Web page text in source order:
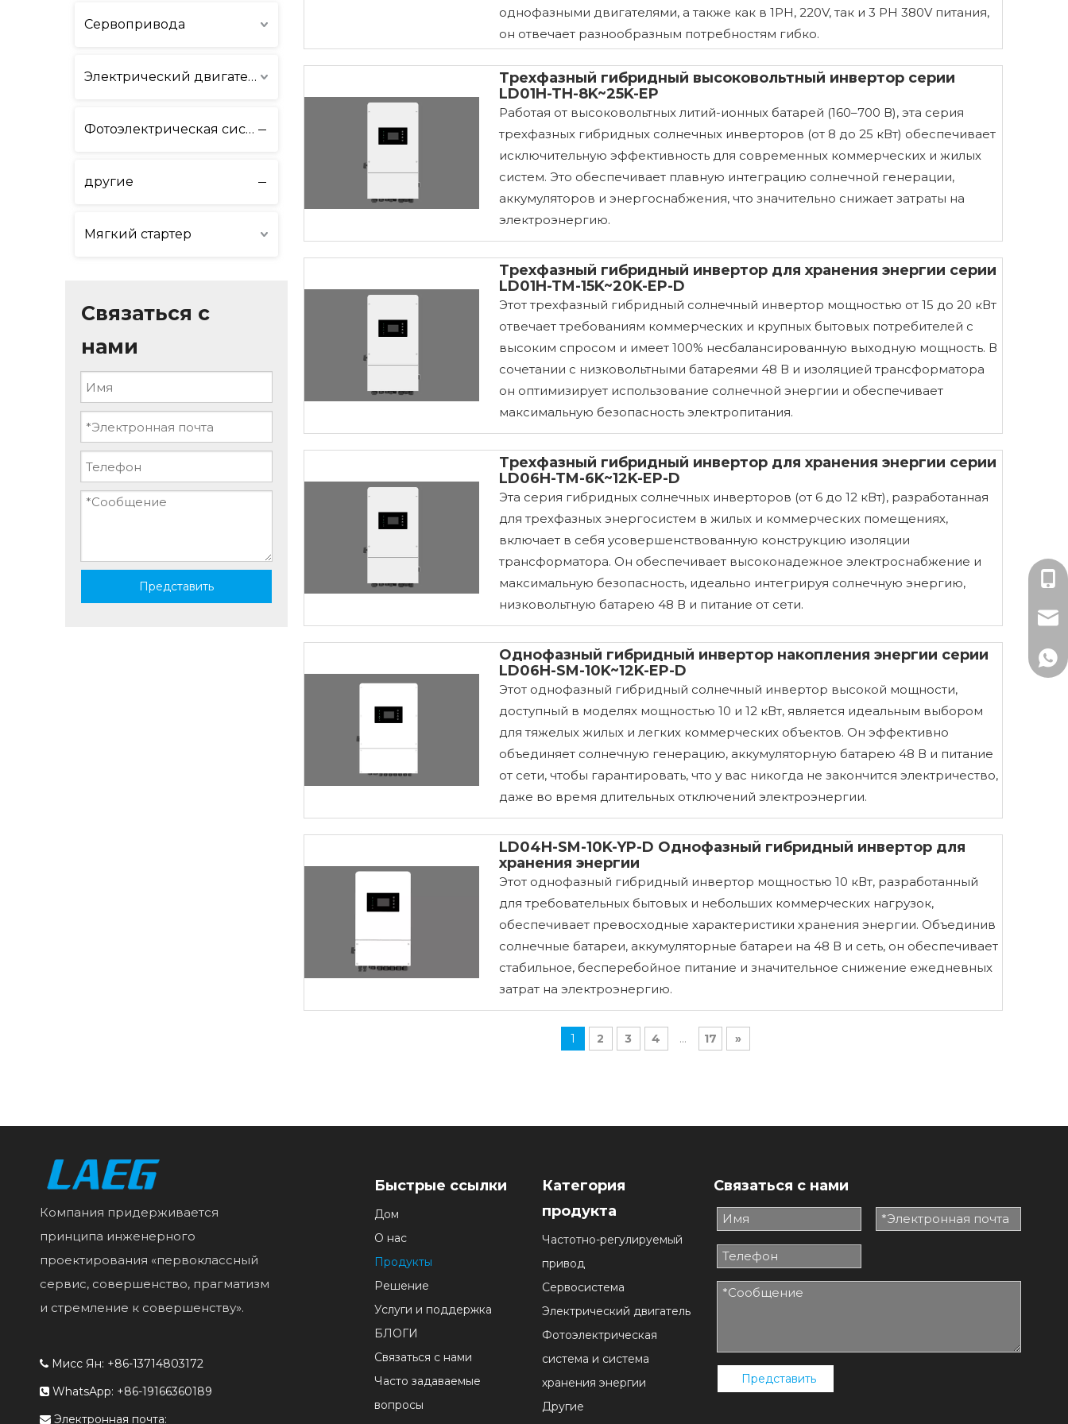
Сервопривода
Электрический двигатель
Фотоэлектрическая система и система хранения энергии
другие
Мягкий стартер
Связаться с
нами
Представить
однофазными двигателями, а также как в 1PH, 220V, так и 3 PH 380V питания,
он отвечает разнообразным потребностям гибко.
Трехфазный гибридный высоковольтный инвертор серии
LD01H-TH-8K~25K-EP
Работая от высоковольтных литий-ионных батарей (160–700 В), эта серия
трехфазных гибридных солнечных инверторов (от 8 до 25 кВт) обеспечивает
исключительную эффективность для современных коммерческих и жилых
систем. Это обеспечивает плавную интеграцию солнечной генерации,
аккумуляторов и энергоснабжения, что значительно снижает затраты на
электроэнергию.
Трехфазный гибридный инвертор для хранения энергии серии
LD01H-TM-15K~20K-EP-D
Этот трехфазный гибридный солнечный инвертор мощностью от 15 до 20 кВт
отвечает требованиям коммерческих и крупных бытовых потребителей с
высоким спросом и имеет 100% несбалансированную выходную мощность. В
сочетании с низковольтными батареями 48 В и изоляцией трансформатора
он оптимизирует использование солнечной энергии и обеспечивает
максимальную безопасность электропитания.
Трехфазный гибридный инвертор для хранения энергии серии
LD06H-TM-6K~12K-EP-D
Эта серия гибридных солнечных инверторов (от 6 до 12 кВт), разработанная
для трехфазных энергосистем в жилых и коммерческих помещениях,
включает в себя усовершенствованную конструкцию изоляции
трансформатора. Он обеспечивает высоконадежное электроснабжение и
максимальную безопасность, идеально интегрируя солнечную энергию,
низковольтную батарею 48 В и питание от сети.
Однофазный гибридный инвертор накопления энергии серии
LD06H-SM-10K~12K-EP-D
Этот однофазный гибридный солнечный инвертор высокой мощности,
доступный в моделях мощностью 10 и 12 кВт, является идеальным выбором
для тяжелых жилых и легких коммерческих объектов. Он эффективно
объединяет солнечную генерацию, аккумуляторную батарею 48 В и питание
от сети, чтобы гарантировать, что у вас никогда не закончится электричество,
даже во время длительных отключений электроэнергии.
LD04H-SM-10K-YP-D Однофазный гибридный инвертор для
хранения энергии
Этот однофазный гибридный инвертор мощностью 10 кВт, разработанный
для требовательных бытовых и небольших коммерческих нагрузок,
обеспечивает превосходные характеристики хранения энергии. Объединив
солнечные батареи, аккумуляторные батареи на 48 В и сеть, он обеспечивает
стабильное, бесперебойное питание и значительное снижение ежедневных
затрат на электроэнергию.
1 2 3 4 ... 17 »
Компания придерживается
принципа инженерного
проектирования «первоклассный
сервис, совершенство, прагматизм
и стремление к совершенству».
 Мисс Ян: +86-13714803172
 WhatsApp: +86-19166360189
 Электронная почта:
Быстрые ссылки
Дом
О нас
Продукты
Решение
Услуги и поддержка
БЛОГИ
Связаться с нами
Часто задаваемые
вопросы
Категория
продукта
Частотно-регулируемый
привод
Сервосистема
Электрический двигатель
Фотоэлектрическая
система и система
хранения энергии
Другие
Связаться с нами
Представить